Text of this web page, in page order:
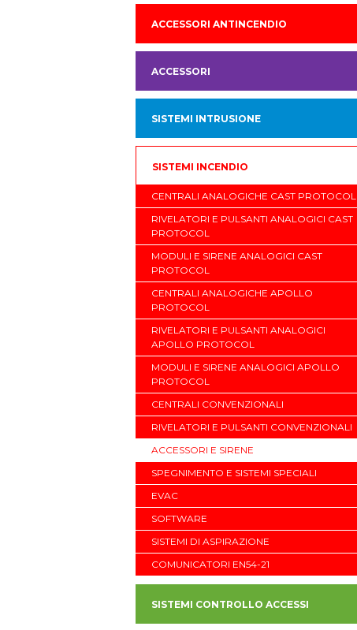
ACCESSORI ANTINCENDIO
ACCESSORI
SISTEMI INTRUSIONE
SISTEMI INCENDIO
CENTRALI ANALOGICHE CAST PROTOCOL
RIVELATORI E PULSANTI ANALOGICI CAST
PROTOCOL
MODULI E SIRENE ANALOGICI CAST
PROTOCOL
CENTRALI ANALOGICHE APOLLO
PROTOCOL
RIVELATORI E PULSANTI ANALOGICI
APOLLO PROTOCOL
MODULI E SIRENE ANALOGICI APOLLO
PROTOCOL
CENTRALI CONVENZIONALI
RIVELATORI E PULSANTI CONVENZIONALI
ACCESSORI E SIRENE
SPEGNIMENTO E SISTEMI SPECIALI
EVAC
SOFTWARE
SISTEMI DI ASPIRAZIONE
COMUNICATORI EN54-21
SISTEMI CONTROLLO ACCESSI